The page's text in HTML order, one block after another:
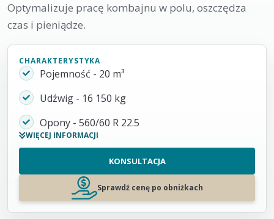
Optymalizuje pracę kombajnu w polu, oszczędza
czas i pieniądze.
CHARAKTERYSTYKA
Pojemność - 20 m³
Udźwig - 16 150 kg
Opony - 560/60 R 22.5
WIĘCEJ INFORMACJI
KONSULTACJA
Sprawdź cenę po obniżkach